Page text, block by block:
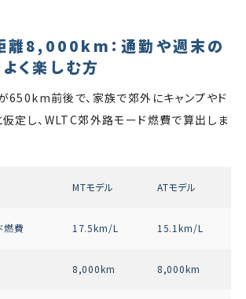
離8,000km：通勤や週末の
く楽しむ方
650km前後で、家族で郊外にキャンプやド
仮定し、WLTC郊外路モード燃費で算出しま
MTモデル ATモデル
燃費 17.5km/L 15.1km/L
8,000km 8,000km